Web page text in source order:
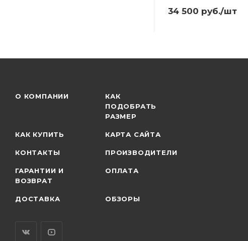
34 500 руб./шт
О КОМПАНИИ
КАК
ПОДОБРАТЬ
РАЗМЕР
КАК КУПИТЬ КАРТА САЙТА
КОНТАКТЫ ПРОИЗВОДИТЕЛИ
ГАРАНТИИ И
ВОЗВРАТ
ОПЛАТА
ДОСТАВКА ОБЗОРЫ